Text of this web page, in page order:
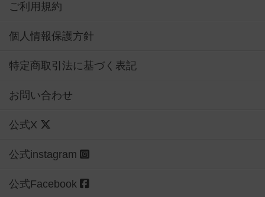
ご利用規約
個人情報保護方針
特定商取引法に基づく表記
お問い合わせ
公式X
公式instagram
公式Facebook